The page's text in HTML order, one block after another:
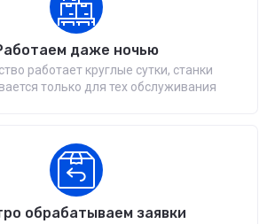
даже ночью
работает круглые сутки, станки
только для тех обслуживания
обрабатываем заявки